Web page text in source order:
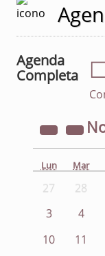
Agenda
Completa
Lun Mar
27 28
3
4
10
11